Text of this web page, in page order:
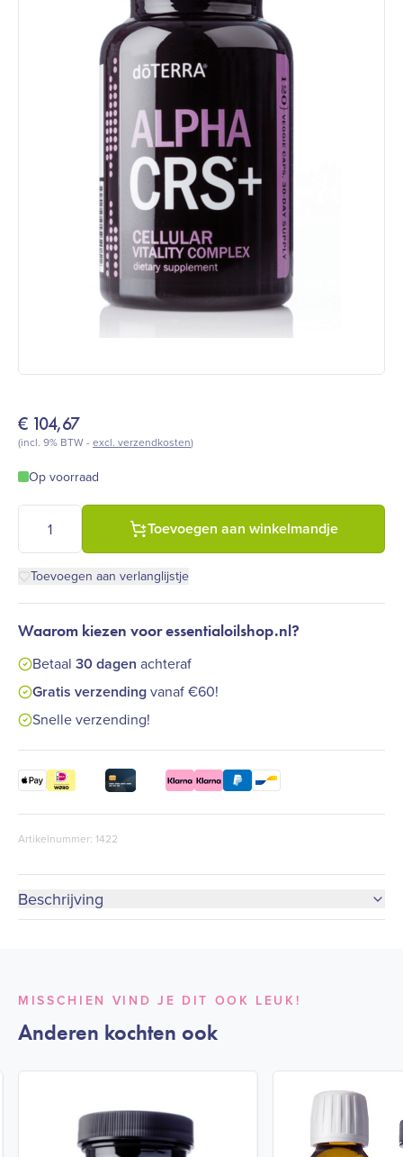
€104,67
(incl. 9% BTW -excl. verzendkosten)
Op voorraad
Alpha CRS+ Cellular Vitality Complex aantal
Toevoegen aan winkelmandje
Toevoegen aan verlanglijstje
Waarom kiezen voor essentialoilshop.nl?
Betaal 30 dagen achteraf
Gratis verzendingvanaf €60!
Snelle verzending!
Artikelnummer: 1422
Beschrijving
MISSCHIEN VIND JE DIT OOK LEUK!
Anderen kochten ook